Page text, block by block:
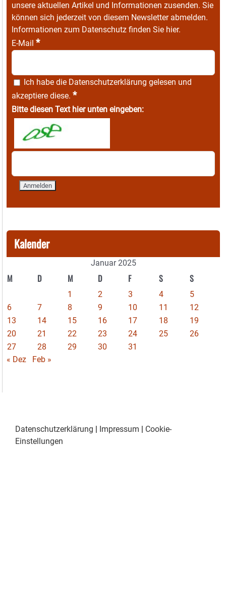
unsere aktuellen Artikel und Informationen zusenden. Sie
können sich jederzeit von diesem Newsletter abmelden.
Informationen zum Datenschutz finden Sie hier.
E-Mail *
Ich habe die Datenschutzerklärung gelesen und
akzeptiere diese. *
Bitte diesen Text hier unten eingeben:
Kalender
Januar 2025
M D M D F S S
1 2 3 4
5
6
7 8 9 10 11
12
13
14 15 16 17 18
19
20
21 22 23 24 25
26
27
28 29 30
31
« Dez
Feb »
Datenschutzerklärung | Impressum | Cookie-
Einstellungen